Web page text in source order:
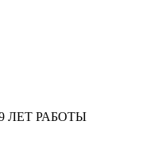
ЛЕТ РАБОТЫ